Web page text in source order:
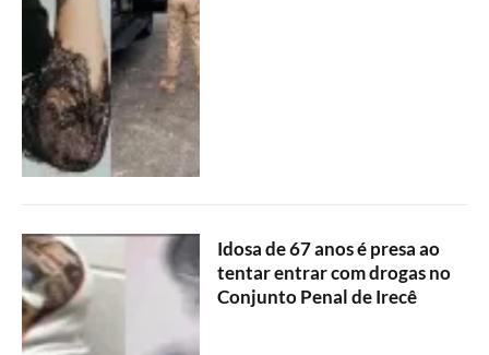
Idosa de 67 anos é presa ao
tentar entrar com drogas no
Conjunto Penal de Irecê